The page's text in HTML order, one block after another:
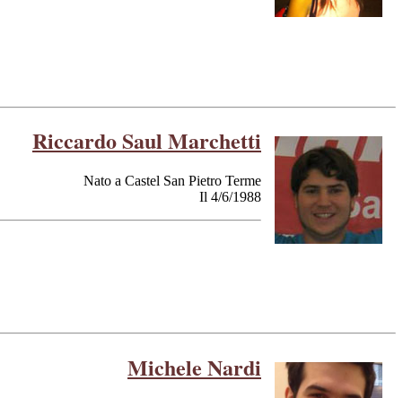
Riccardo Saul Marchetti
Nato a Castel San Pietro Terme
Il 4/6/1988
Michele Nardi